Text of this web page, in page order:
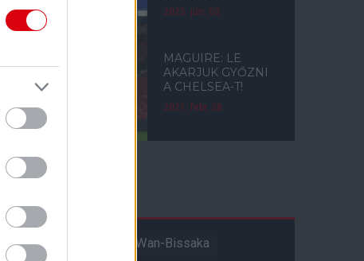
2025. jún. 03.
MAGUIRE: LE
AKARJUK GYŐZNI
A CHELSEA-T!
2021. febr. 28.
A hangadó Aaron Wan-Bissaka